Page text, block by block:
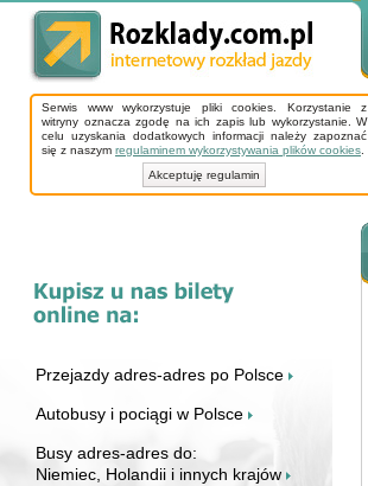
Serwis www wykorzystuje pliki cookies. Korzystanie z
witryny oznacza zgodę na ich zapis lub wykorzystanie. W
celu uzyskania dodatkowych informacji należy zapoznać
się z naszym regulaminem wykorzystywania plików cookies
Akceptuję regulamin
Przejazdy adres-adres po Polsce
Autobusy i pociągi w Polsce
Busy adres-adres do:
Niemiec, Holandii i innych krajów